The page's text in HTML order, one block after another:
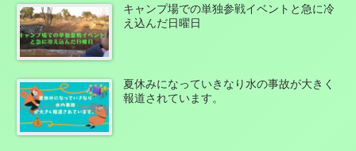
キャンプ場での単独参戦イベントと急に冷
え込んだ日曜日
夏休みになっていきなり水の事故が大きく
報道されています。